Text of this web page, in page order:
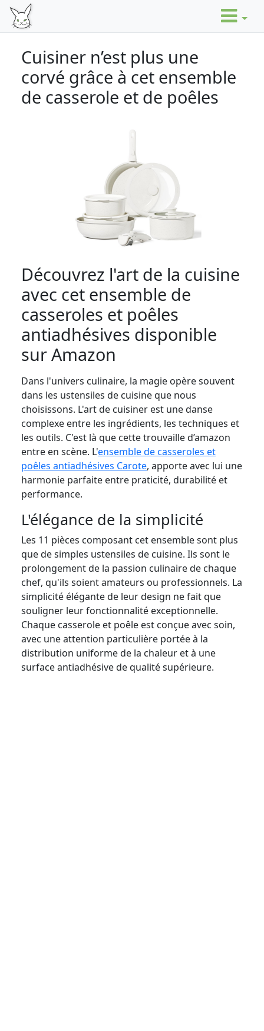
Cuisiner n’est plus une
corvé grâce à cet ensemble
de casserole et de poêles
Découvrez l'art de la cuisine
avec cet ensemble de
casseroles et poêles
antiadhésives disponible
sur Amazon
Dans l'univers culinaire, la magie opère souvent
dans les ustensiles de cuisine que nous
choisissons. L'art de cuisiner est une danse
complexe entre les ingrédients, les techniques et
les outils. C'est là que cette trouvaille d’amazon
entre en scène. L'ensemble de casseroles et
poêles antiadhésives Carote, apporte avec lui une
harmonie parfaite entre praticité, durabilité et
performance.
L'élégance de la simplicité
Les 11 pièces composant cet ensemble sont plus
que de simples ustensiles de cuisine. Ils sont le
prolongement de la passion culinaire de chaque
chef, qu'ils soient amateurs ou professionnels. La
simplicité élégante de leur design ne fait que
souligner leur fonctionnalité exceptionnelle.
Chaque casserole et poêle est conçue avec soin,
avec une attention particulière portée à la
distribution uniforme de la chaleur et à une
surface antiadhésive de qualité supérieure.